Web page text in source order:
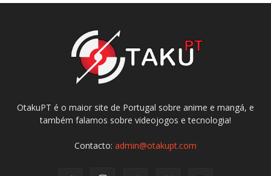
OtakuPT é o maior site de Portugal sobre anime e mangá, e
também falamos sobre videojogos e tecnologia!
Contacto: admin@otakupt.com